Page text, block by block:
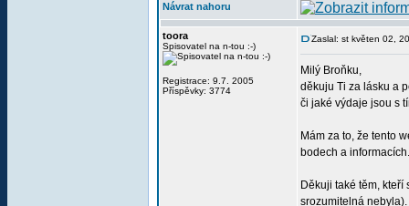
Návrat nahoru
toora
Spisovatel na n-tou :-)
Registrace: 9.7. 2005
Příspěvky: 3774
Zaslal: st květen 02,
Milý Broňku,
děkuju Ti za lásku a
či jaké výdaje jsou s
Mám za to, že tento
bodech a informacích.
Děkuji také těm,
srozumitelná nebyla).